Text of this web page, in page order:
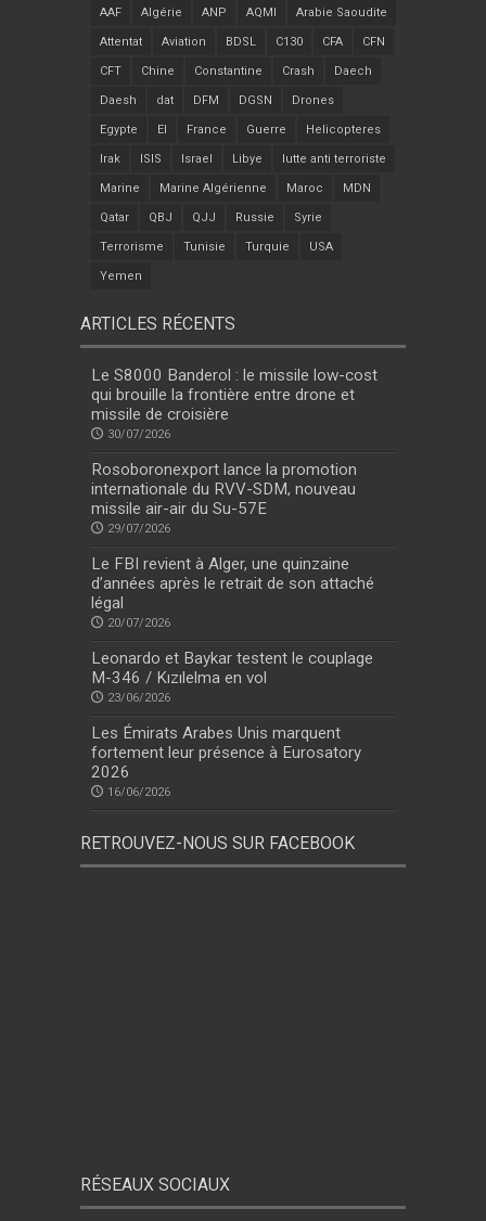
AAF Algérie ANP AQMI Arabie Saoudite
Attentat Aviation BDSL C130 CFA CFN
CFT Chine Constantine Crash Daech
Daesh dat DFM DGSN Drones
Egypte EI France Guerre Helicopteres
Irak ISIS Israel Libye lutte anti terroriste
Marine Marine Algérienne Maroc MDN
Qatar QBJ QJJ Russie Syrie
Terrorisme Tunisie Turquie USA
Yemen
ARTICLES RÉCENTS
Le S8000 Banderol : le missile low-cost
qui brouille la frontière entre drone et
missile de croisière
30/07/2026
Rosoboronexport lance la promotion
internationale du RVV-SDM, nouveau
missile air-air du Su-57E
29/07/2026
Le FBI revient à Alger, une quinzaine
d’années après le retrait de son attaché
légal
20/07/2026
Leonardo et Baykar testent le couplage
M-346 / Kızılelma en vol
23/06/2026
Les Émirats Arabes Unis marquent
fortement leur présence à Eurosatory
2026
16/06/2026
RETROUVEZ-NOUS SUR FACEBOOK
RÉSEAUX SOCIAUX